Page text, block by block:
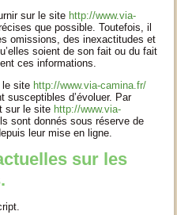
sur le site http://www.via-
que possible. Toutefois, il
omissions, des inexactitudes et
soient de son fait ou du fait
ces informations.
le site http://www.via-camina.fr/
susceptibles d’évoluer. Par
sur le site http://www.via-
sont donnés sous réserve de
leur mise en ligne.
sur les